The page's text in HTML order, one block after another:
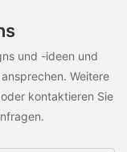
und -ideen und
Weitere
kontaktieren Sie